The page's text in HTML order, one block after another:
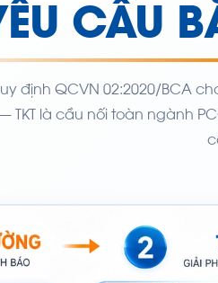
CẦU
định QCVN 02:2020/BCA
— TKT là cầu nối toàn ngành